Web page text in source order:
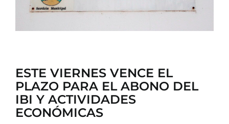
ESTE VIERNES VENCE EL
PLAZO PARA EL ABONO DEL
IBI Y ACTIVIDADES
ECONÓMICAS